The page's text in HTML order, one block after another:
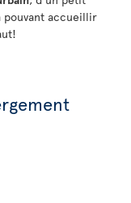
pouvant accueillir